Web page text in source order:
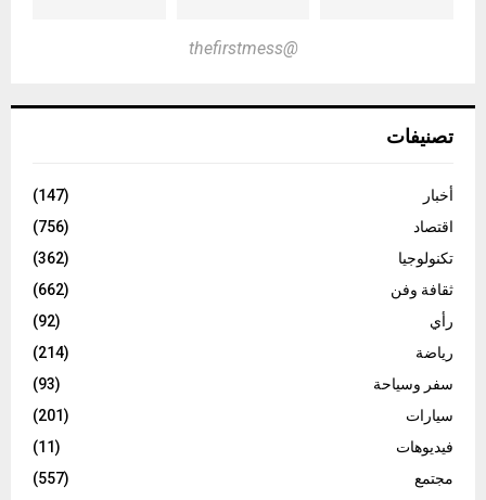
@thefirstmess
تصنيفات
أخبار
(147)
اقتصاد
(756)
تكنولوجيا
(362)
ثقافة وفن
(662)
رأي
(92)
رياضة
(214)
سفر وسياحة
(93)
سيارات
(201)
فيديوهات
(11)
مجتمع
(557)